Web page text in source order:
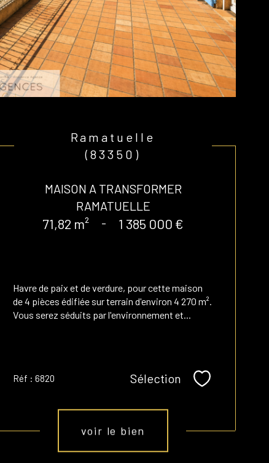
Ramatuelle
(83350)
MAISON A TRANSFORMER
RAMATUELLE
71,82 m² - 1 385 000 €
Havre de paix et de verdure, pour cette maison
de 4 pièces édifiée sur terrain d'environ 4 270 m².
Vous serez séduits par l'environnement et...
Réf : 6820 Sélection Sélectionner
voir le bien